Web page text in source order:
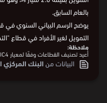
التمويل بقيمة 2.0 مليار
بالعام السابق.
يوضح الرسم البياني السنوي في
التمويل لغير الأفراد في قطاع
ملاحظة:
أُعيد تصنيف القطاعات وفقًا لمعيار ISIC4.
البيانات من البنك